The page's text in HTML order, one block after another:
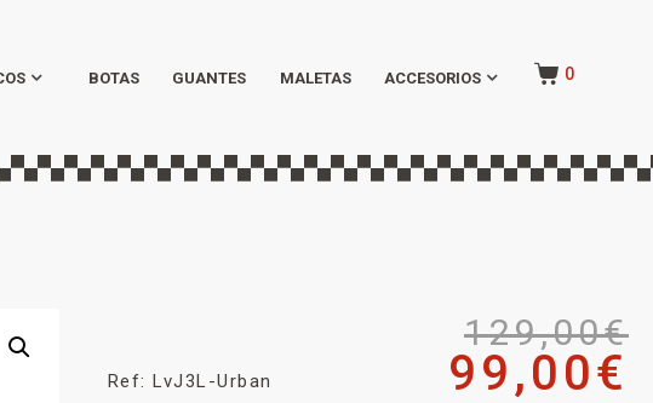
BOTAS GUANTES MALETAS ACCESORIOS 0
Ref: LvJ3L-Urban
129,00€
99,00€